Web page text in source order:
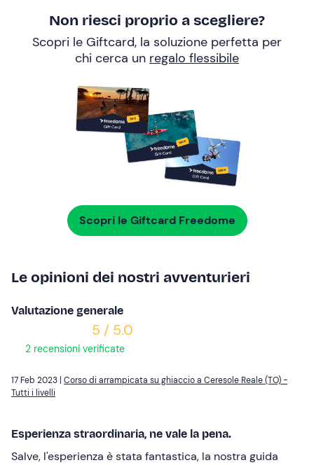
Non riesci proprio a scegliere?
Scopri le Giftcard, la soluzione perfetta per
chi cerca un regalo flessibile
Scopri le Giftcard Freedome
Le opinioni dei nostri avventurieri
Valutazione generale
5 / 5.0
2 recensioni verificate
17 Feb 2023 | Corso di arrampicata su ghiaccio a Ceresole Reale (TO) -
Tutti i livelli
Esperienza straordinaria, ne vale la pena.
Salve, l'esperienza è stata fantastica, la nostra guida